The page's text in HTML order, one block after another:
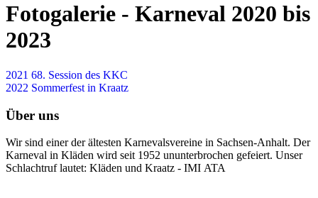
Fotogalerie - Karneval 2020 bis
2023
2021 68. Session des KKC
2022 Sommerfest in Kraatz
Über uns
Wir sind einer der ältesten Karnevalsvereine in Sachsen-Anhalt. Der
Karneval in Kläden wird seit 1952 ununterbrochen gefeiert. Unser
Schlachtruf lautet: Kläden und Kraatz - IMI ATA